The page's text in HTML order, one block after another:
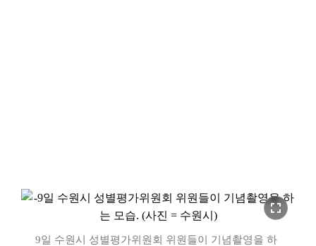
fullscreen
9일 수원시 성별평가위원회 위원들이 기념촬영을 하